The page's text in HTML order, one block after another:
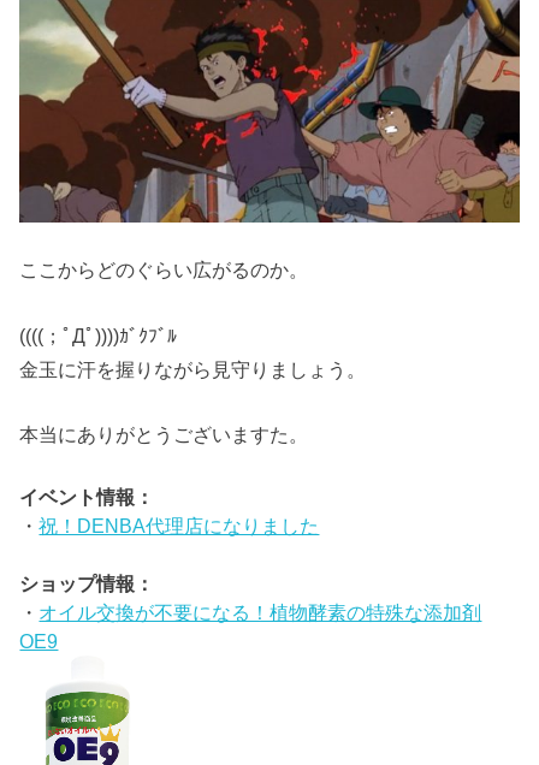
ここからどのぐらい広がるのか。
((((；ﾟДﾟ))))ｶﾞｸﾌﾞﾙ
金玉に汗を握りながら見守りましょう。
本当にありがとうございますた。
イベント情報：
・祝！DENBA代理店になりました
ショップ情報：
・ オイル交換が不要になる！植物酵素の特殊な添加剤
OE9